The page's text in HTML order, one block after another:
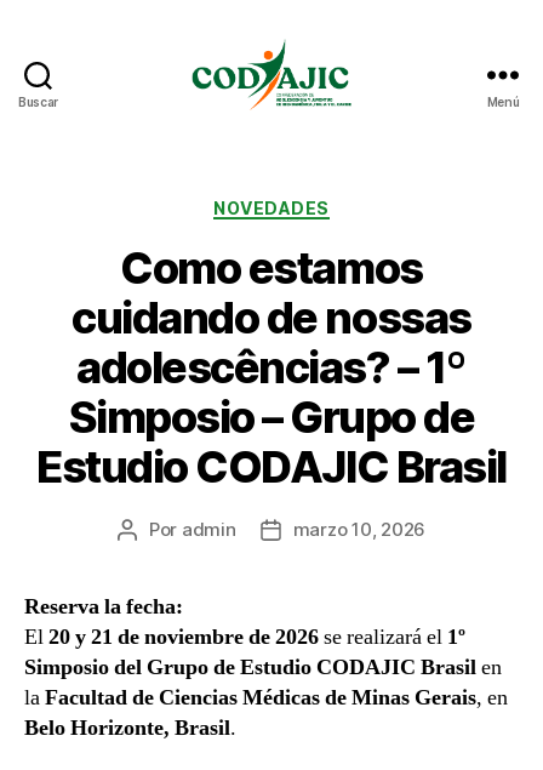
Buscar Menú
Categorías
NOVEDADES
Como estamos
cuidando de nossas
adolescências? – 1º
Simposio – Grupo de
Estudio CODAJIC Brasil
Autor
entrada
Por admin
Fechamarzo 10, 2026
Reserva la fecha:
El20 y 21 de noviembre de 2026se realizará el 1º
Simposio del Grupo de Estudio CODAJIC Brasilen
laFacultad de Ciencias Médicas de Minas Gerais, en
Belo Horizonte, Brasil.